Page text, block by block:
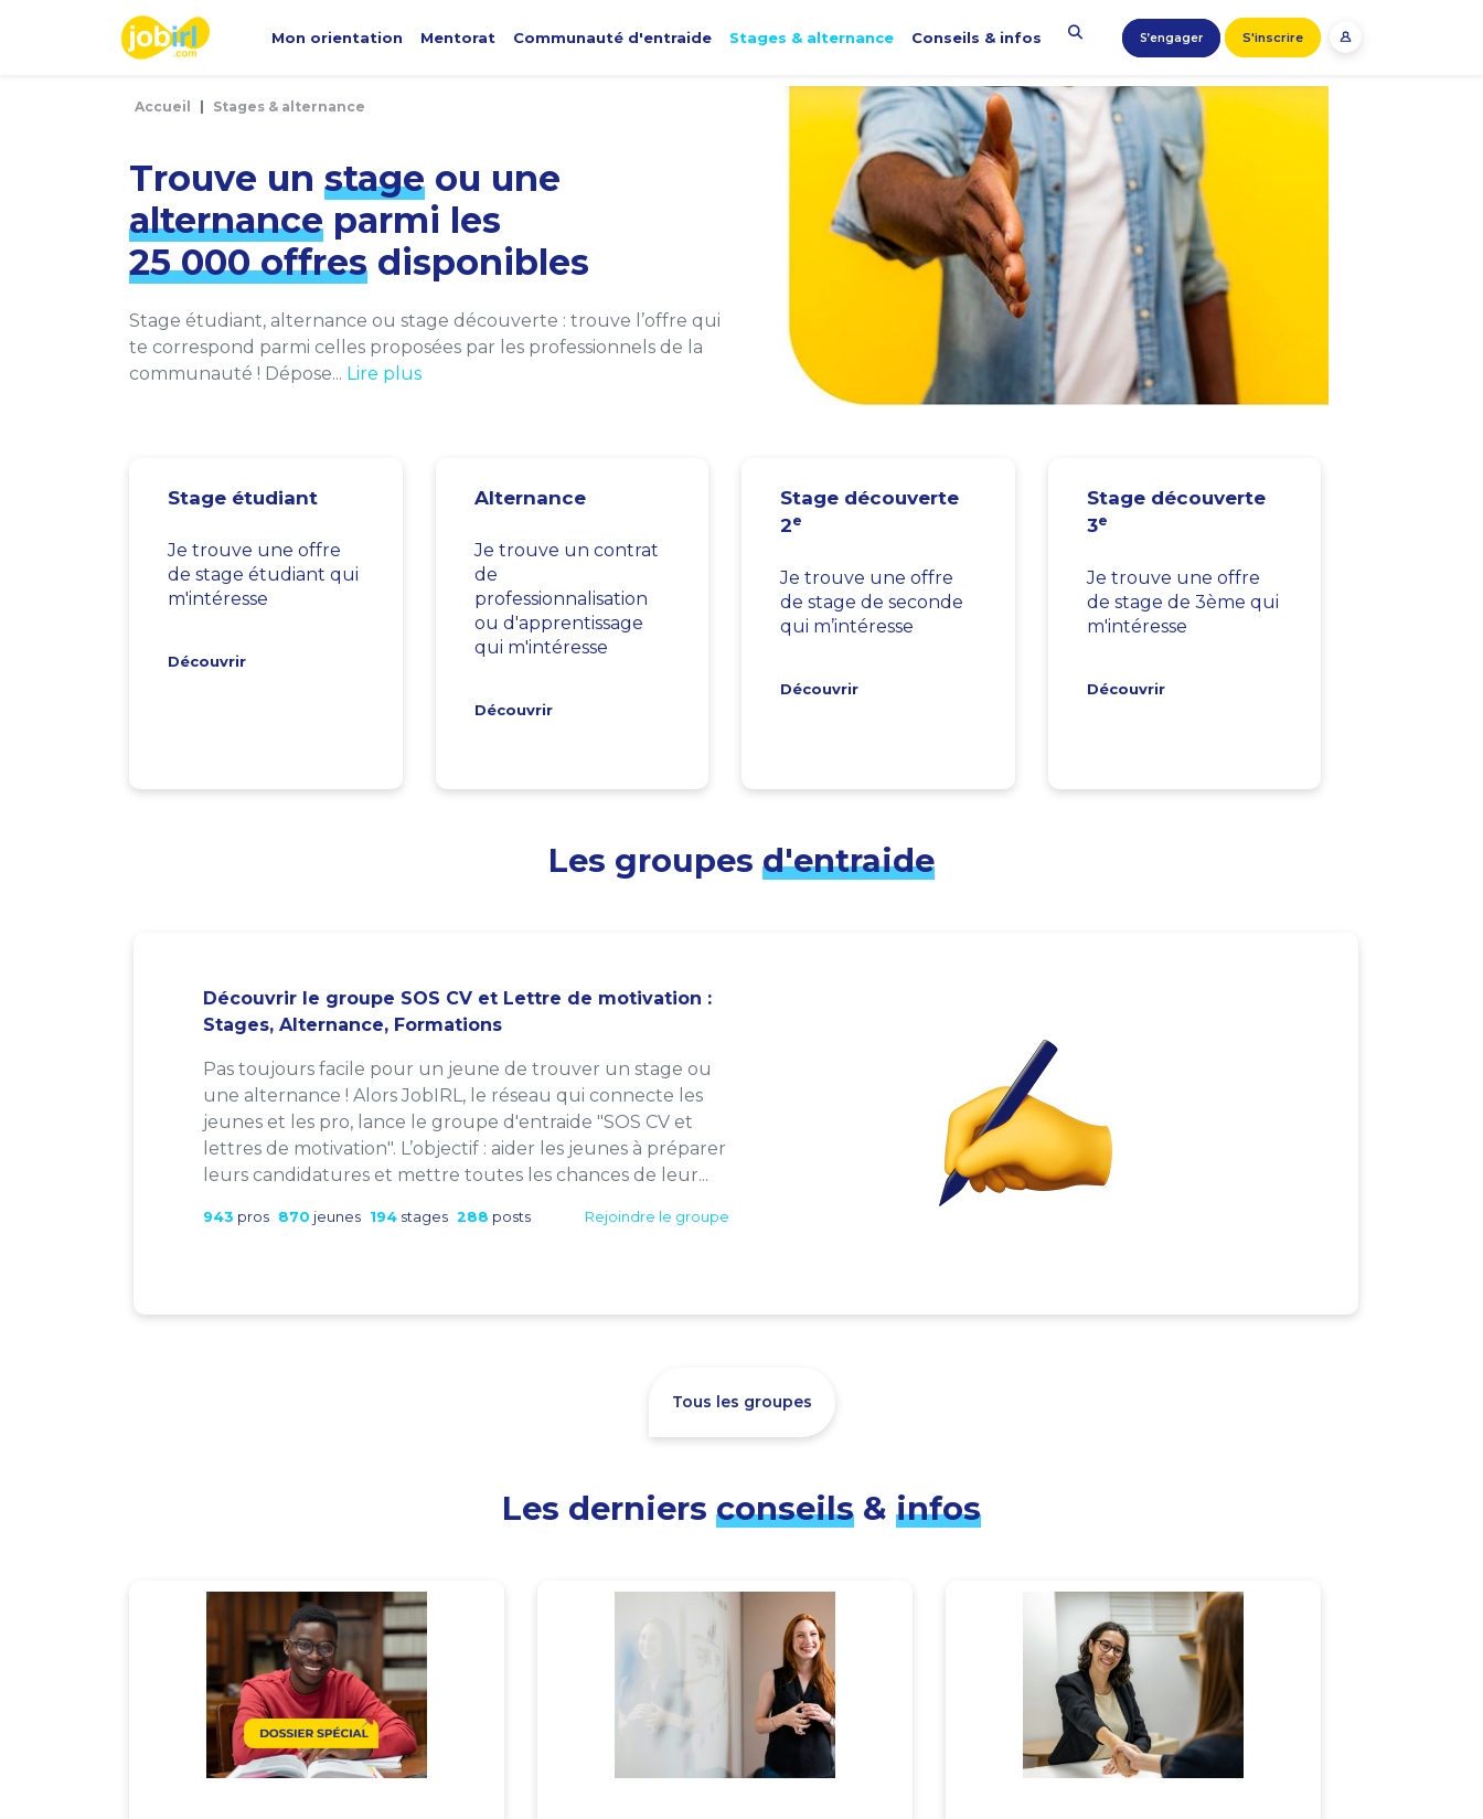
Mon orientation Mentorat Communauté d'entraide Stages & alternance Conseils & infos S’engager S'inscrire
Accueil Stages & alternance
Trouve un stage ou une
alternance parmi les
25 000 offres disponibles
Stage étudiant, alternance ou stage découverte : trouve l’offre qui
te correspond parmi celles proposées par les professionnels de la
communauté ! Dépose... Lire plus
Stage étudiant
Je trouve une offre
de stage étudiant qui
m'intéresse
Découvrir
Alternance
Je trouve un contrat
de
professionnalisation
ou d'apprentissage
qui m'intéresse
Découvrir
Stage découverte
2e
Je trouve une offre
de stage de seconde
qui m’intéresse
Découvrir
Stage découverte
3e
Je trouve une offre
de stage de 3ème qui
m'intéresse
Découvrir
Les groupes d'entraide
Découvrir le groupe SOS CV et Lettre de motivation :
Stages, Alternance, Formations
Pas toujours facile pour un jeune de trouver un stage ou
une alternance ! Alors JobIRL, le réseau qui connecte les
jeunes et les pro, lance le groupe d'entraide "SOS CV et
lettres de motivation". L’objectif : aider les jeunes à préparer
leurs candidatures et mettre toutes les chances de leur...
943 pros 870 jeunes 194 stages 288 posts Rejoindre le groupe
Tous les groupes
Les derniers conseils & infos
Panneau de gestion des cookies